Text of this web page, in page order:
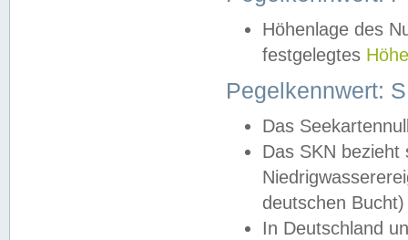
Höhenlage des
festgelegtes
Pegelkennwert:
Das
Das SKN
deutschen
In Deutschland